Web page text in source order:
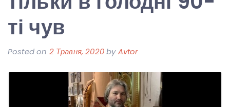
ті чув
Posted on 2 Травня, 2020byAvtor